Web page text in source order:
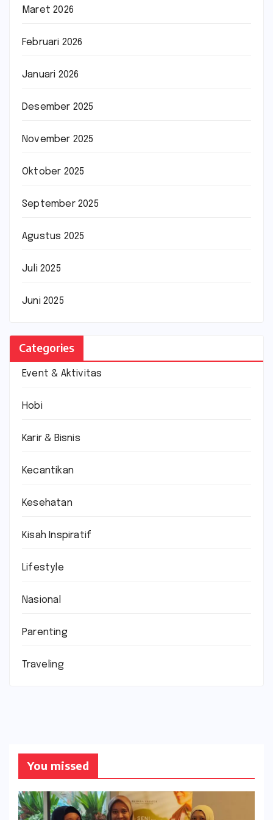
Maret 2026
Februari 2026
Januari 2026
Desember 2025
November 2025
Oktober 2025
September 2025
Agustus 2025
Juli 2025
Juni 2025
Categories
Event & Aktivitas
Hobi
Karir & Bisnis
Kecantikan
Kesehatan
Kisah Inspiratif
Lifestyle
Nasional
Parenting
Traveling
You missed